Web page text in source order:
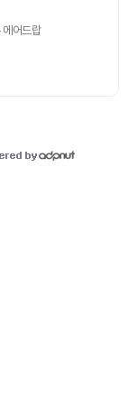
어드랍